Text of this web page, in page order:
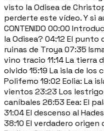
visto la Odisea de
perderte este vídeo. Y si
CONTENIDO 00:00
la Odisea? 04:12 El
ruinas de Troya 07:35
vino tracio 11:14 La
olvido 15:19 La isla de los
Polifemo 19:02 Eolia: La
vientos 23:23 Los
caníbales 26:53 Eea: El
31:04 El descenso al
38:10 El verdadero origen